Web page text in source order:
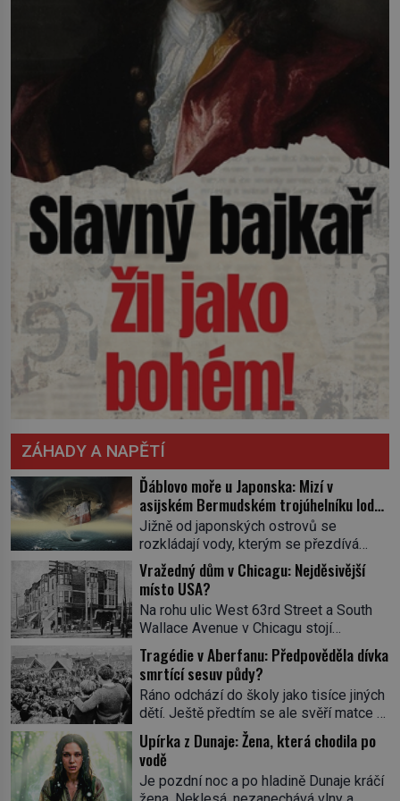
ZÁHADY A NAPĚTÍ
Ďáblovo moře u Japonska: Mizí v
asijském Bermudském trojúhelníku lodě
ve spárech neznámé síly?
Jižně od japonských ostrovů se
rozkládají vody, kterým se přezdívá
Ďáblovo moře. Vypráví se o lodích
mizejících beze stopy, podivných
světlech, zrádných proudech i mořských
dracích, kteří měli tyto končiny střežit už
v dávných legendách. Je tichomořský
Dračí trojúhelník skutečně prokletým
místem, nebo se zde jen nebezpečná
příroda proměnila v jednu z
nejpůsobivějších námořních záhad? […]
Vražedný dům v Chicagu: Nejděsivější
místo USA?
Na rohu ulic West 63rd Street a South
Wallace Avenue v Chicagu stojí
nenápadná pošta. Nemá žádný speciální
nápis ani pamětní desku. A přesto prý
místní zaměstnanci neradi chodí do
sklepa. Právě tady totiž sídlil sériový
vrah H. H. Holmes a také
nejpropracovanější past na lidi
v dějinách americké kriminalistiky.
Herman Webster Mudgett (1861–1896)
přijíždí […]
Tragédie v Aberfanu: Předpověděla dívka
smrtící sesuv půdy?
Ráno odchází do školy jako tisíce jiných
dětí. Ještě předtím se ale svěří matce s
podivným snem. Ve škole, kterou dobře
zná, tentokrát nevidí budovu ani
spolužáky. Místo nich se před ní tyčí
cosi temného. O několik hodin později je
Upírka z Dunaje: Žena, která chodila po
vodě
Je pozdní noc a po hladině Dunaje kráčí